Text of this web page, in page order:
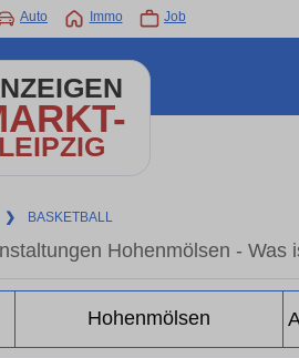
Auto Immo Job
LEIPZIG
❯ BASKETBALL
Hohenmölsen - Was